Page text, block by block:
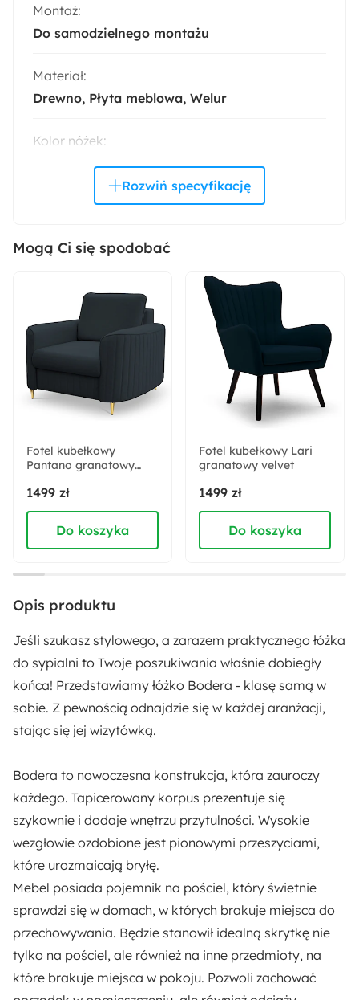
Montaż:
Do samodzielnego montażu
Materiał:
Drewno Płyta meblowa Welur
Kolor nóżek:
Pomieszczenie:
Z podnośnikiem sprężynowym
Powierzchnia spania:
160x200 cm
Wysokość:
Szerokość:
175 cm
Liczba miejsc:
2
Rodzaj łóżka:
Podwójne
Wysokość nóżek:
5.2 cm
Styl:
Materac:
Nie
Pojemnik na pościel:
Tak
Dwuosobowy
Funkcje:
Mogą Ci się spodobać
Fotel kubełkowy
Pantano granatowy
1499 zł
Do koszyka
Fotel kubełkowy Lari
granatowy velvet
1499 zł
Do koszyka
Opis produktu
Jeśli szukasz stylowego, a zarazem praktycznego łóżka
do sypialni to Twoje poszukiwania właśnie dobiegły
końca! Przedstawiamy łóżko Bodera - klasę samą w
sobie. Z pewnością odnajdzie się w każdej aranżacji,
stając się jej wizytówką.
Bodera to nowoczesna konstrukcja, która zauroczy
każdego. Tapicerowany korpus prezentuje się
szykownie i dodaje wnętrzu przytulności. Wysokie
wezgłowie ozdobione jest pionowymi przeszyciami,
które urozmaicają bryłę.
Mebel posiada pojemnik na pościel, który świetnie
sprawdzi się w domach, w których brakuje miejsca do
przechowywania. Będzie stanowił idealną skrytkę nie
tylko na pościel, ale również na inne przedmioty, na
które brakuje miejsca w pokoju. Pozwoli zachować